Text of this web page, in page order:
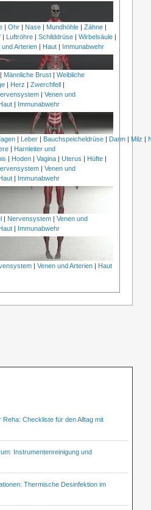
| Ohr| Nase| Mundhöhle| Zähne|
| Luftröhre | Schilddrüse | Wirbelsäule |
und Arterien | Haut | Immunabwehr
Männliche Brust| Weibliche
| Herz Zwerchfell
Venen und
Haut Immunabwehr
Leber Bauchspeicheldrüse Darm Milz
|
Harnleiter und
Hoden| Vagina| Uterus Hüfte|
Venen und
Haut Immunabwehr
Nervensystem
Venen und
Haut Immunabwehr
| Venen und Arterien| Haut
Checkliste für den Alltag mit
Instrumentenreinigung und
Thermische Desinfektion im